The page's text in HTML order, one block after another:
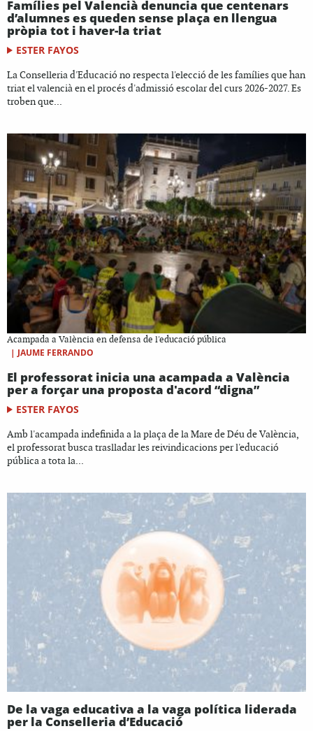
Famílies pel Valencià denuncia que centenars
d’alumnes es queden sense plaça en llengua
pròpia tot i haver-la triat
ESTER FAYOS
La Conselleria d'Educació no respecta l'elecció de les famílies que han
triat el valencià en el procés d'admissió escolar del curs 2026-2027. Es
troben que...
Acampada a València en defensa de l'educació pública
| JAUME FERRANDO
El professorat inicia una acampada a València
per a forçar una proposta d'acord “digna”
ESTER FAYOS
Amb l'acampada indefinida a la plaça de la Mare de Déu de València,
el professorat busca traslladar les reivindicacions per l'educació
pública a tota la...
De la vaga educativa a la vaga política liderada
per la Conselleria d’Educació